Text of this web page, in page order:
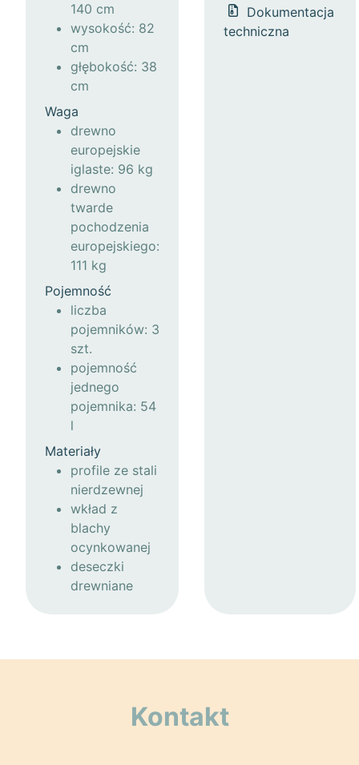
140 cm
wysokość: 82
cm
głębokość: 38
cm
Waga
drewno
europejskie
iglaste: 96 kg
drewno
twarde
pochodzenia
europejskiego:
111 kg
Pojemność
liczba
pojemników: 3
szt.
pojemność
jednego
pojemnika: 54
l
Materiały
profile ze stali
nierdzewnej
wkład z
blachy
ocynkowanej
deseczki
drewniane
Dokumentacja
techniczna
Kontakt